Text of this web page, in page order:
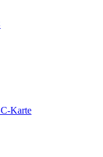
Karte